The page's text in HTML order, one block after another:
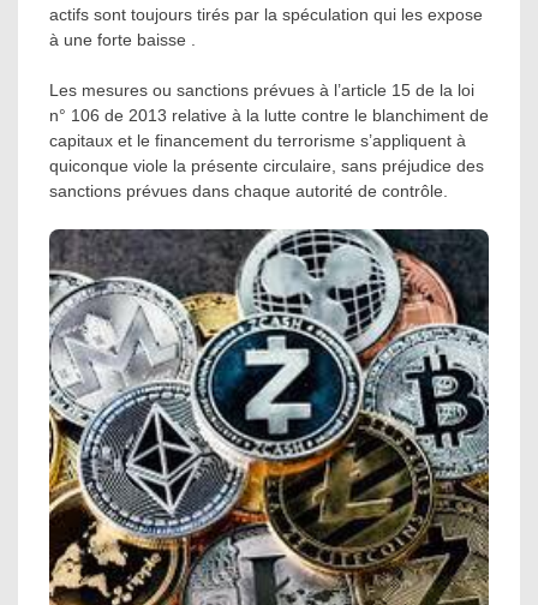
actifs sont toujours tirés par la spéculation qui les expose
à une forte baisse .
Les mesures ou sanctions prévues à l’article 15 de la loi
n° 106 de 2013 relative à la lutte contre le blanchiment de
capitaux et le financement du terrorisme s’appliquent à
quiconque viole la présente circulaire, sans préjudice des
sanctions prévues dans chaque autorité de contrôle.